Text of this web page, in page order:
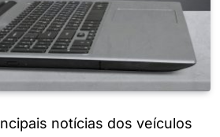
notícias dos veículos